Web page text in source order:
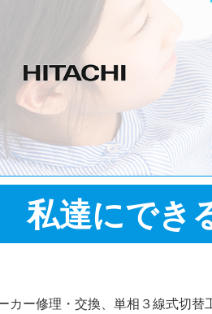
私達にでき
ー修理・交換、単相３線式切